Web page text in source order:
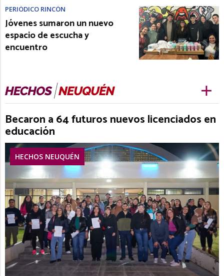
PERIÓDICO RINCÓN
Jóvenes sumaron un nuevo
espacio de escucha y
encuentro
Becaron a 64 futuros nuevos licenciados en
educación
HECHOS NEUQUÉN